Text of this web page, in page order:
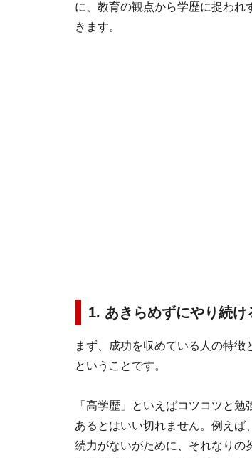
に、教育の観点から学歴に捉われ
きます。
1. あきらめずにやり続け
まず、成功を収めている人の特
ということです。
「高学歴」といえばコツコツと
あるとはいい切れません。例えば
続力がないがために、それなりの